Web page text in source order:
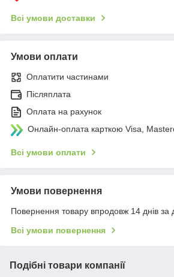
Всі умови доставки
Умови оплати
Оплатити частинами
Післяплата
Оплата на рахунок
Онлайн-оплата карткою Visa,
Всі умови оплати
Умови повернення
Повернення товару впродовж 14 днів за
Всі умови повернення
Подібні товари компанії